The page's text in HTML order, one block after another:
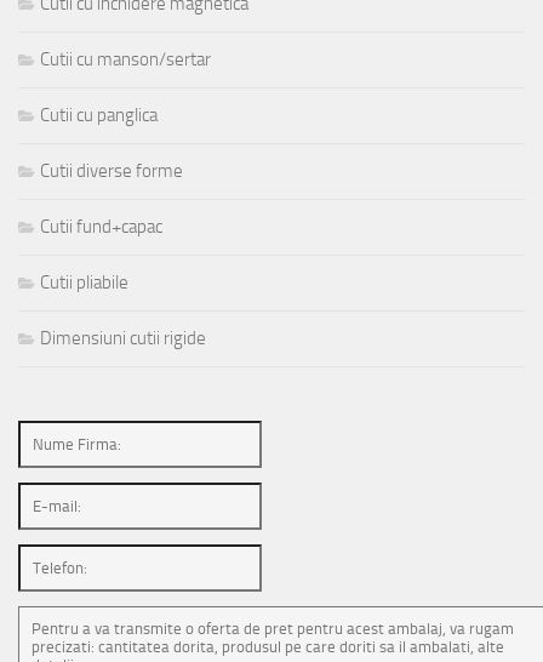
Cutii cu manson/sertar
Cutii cu panglica
Cutii diverse forme
Cutii fund+capac
Cutii pliabile
Dimensiuni cutii rigide